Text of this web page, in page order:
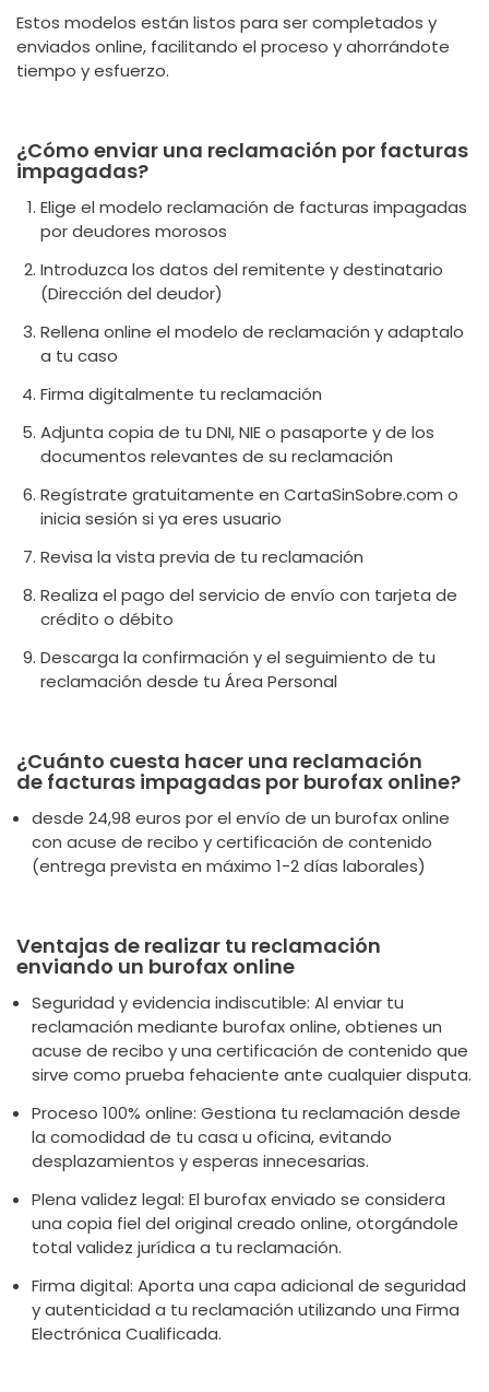
Estos modelos están listos para ser completados y
enviados online, facilitando el proceso y ahorrándote
tiempo y esfuerzo.
¿Cómo enviar una reclamación por facturas
impagadas?
Elige el modelo reclamación de facturas impagadas
por deudores morosos
Introduzca los datos del remitente y destinatario
(Dirección del deudor)
Rellena online el modelo de reclamación y adaptalo
a tu caso
Firma digitalmente tu reclamación
Adjunta copia de tu DNI, NIE o pasaporte y de los
documentos relevantes de su reclamación
Regístrate gratuitamente en CartaSinSobre.com o
inicia sesión si ya eres usuario
Revisa la vista previa de tu reclamación
Realiza el pago del servicio de envío con tarjeta de
crédito o débito
Descarga la confirmación y el seguimiento de tu
reclamación desde tu Área Personal
¿Cuánto cuesta hacer una reclamación
de facturas impagadas por burofax online?
desde 24,98 euros por el envío de un burofax online
con acuse de recibo y certificación de contenido
(entrega prevista en máximo 1-2 días laborales)
Ventajas de realizar tu reclamación
enviando un burofax online
Seguridad y evidencia indiscutible: Al enviar tu
reclamación mediante burofax online, obtienes un
acuse de recibo y una certificación de contenido que
sirve como prueba fehaciente ante cualquier disputa.
Proceso 100% online: Gestiona tu reclamación desde
la comodidad de tu casa u oficina, evitando
desplazamientos y esperas innecesarias.
Plena validez legal: El burofax enviado se considera
una copia fiel del original creado online, otorgándole
total validez jurídica a tu reclamación.
Firma digital: Aporta una capa adicional de seguridad
y autenticidad a tu reclamación utilizando una Firma
Electrónica Cualificada.